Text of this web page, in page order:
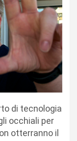
di tecnologia
occhiali per
otterranno il